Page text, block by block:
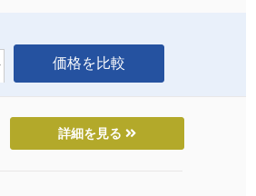
詳細を見る